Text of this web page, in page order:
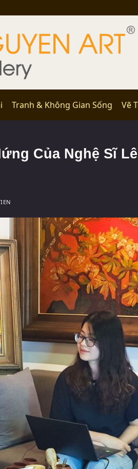
Tranh & Không Gian Sống Vẽ
Của Nghệ Sĩ Lê